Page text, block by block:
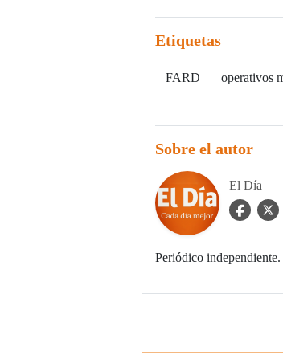
Etiquetas
FARD operativos
Sobre el autor
El Día
facebook
Periódico independiente.